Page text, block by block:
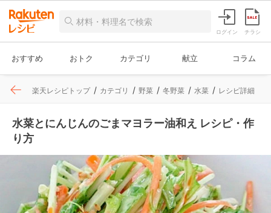
ログイン チラシ
おすすめ おトク カテゴリ 献立 コラム
楽天レシピトップ カテゴリ 野菜 冬野菜 水菜 レシピ詳細
水菜とにんじんのごまマヨラー油和え レシピ・作
り方